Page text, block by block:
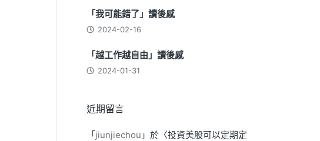
「我可能錯了」讀後感
2024-02-16
「越工作越自由」讀後感
2024-01-31
近期留言
「jiunjiechou 」於〈投資美股可以定期定